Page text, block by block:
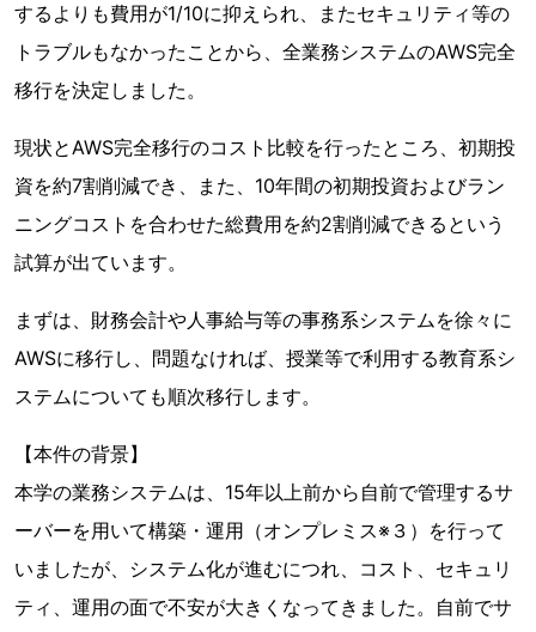
するよりも費用が1/10に抑えられ、またセキュリティ等の
トラブルもなかったことから、全業務システムのAWS完全
移行を決定しました。
現状とAWS完全移行のコスト比較を行ったところ、初期投
資を約7割削減でき、また、10年間の初期投資およびラン
ニングコストを合わせた総費用を約2割削減できるという
試算が出ています。
まずは、財務会計や人事給与等の事務系システムを徐々に
AWSに移行し、問題なければ、授業等で利用する教育系シ
ステムについても順次移行します。
【本件の背景】
本学の業務システムは、15年以上前から自前で管理するサ
ーバーを用いて構築・運用（オンプレミス※３）を行って
いましたが、システム化が進むにつれ、コスト、セキュリ
ティ、運用の面で不安が大きくなってきました。自前でサ